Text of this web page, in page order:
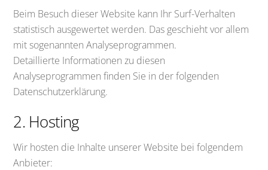
Beim Besuch dieser Website kann Ihr Surf-Verhalten
statistisch ausgewertet werden. Das geschieht vor allem
mit sogenannten Analyseprogrammen.
Detaillierte Informationen zu diesen
Analyseprogrammen finden Sie in der folgenden
Datenschutzerklärung.
2. Hosting
Wir hosten die Inhalte unserer Website bei folgendem
Anbieter: